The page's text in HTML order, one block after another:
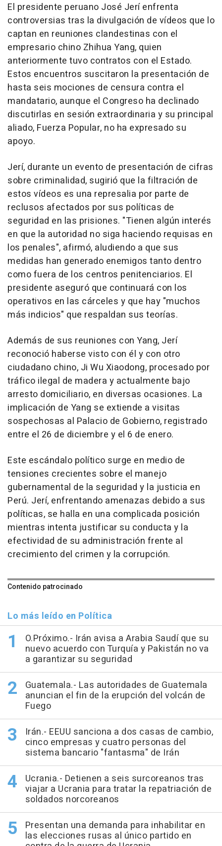
El presidente peruano José Jerí enfrenta
controversias tras la divulgación de vídeos que lo
captan en reuniones clandestinas con el
empresario chino Zhihua Yang, quien
anteriormente tuvo contratos con el Estado.
Estos encuentros suscitaron la presentación de
hasta seis mociones de censura contra el
mandatario, aunque el Congreso ha declinado
discutirlas en sesión extraordinaria y su principal
aliado, Fuerza Popular, no ha expresado su
apoyo.
Jerí, durante un evento de presentación de cifras
sobre criminalidad, sugirió que la filtración de
estos vídeos es una represalia por parte de
reclusos afectados por sus políticas de
seguridad en las prisiones. "Tienen algún interés
en que la autoridad no siga haciendo requisas en
los penales", afirmó, aludiendo a que sus
medidas han generado enemigos tanto dentro
como fuera de los centros penitenciarios. El
presidente aseguró que continuará con los
operativos en las cárceles y que hay "muchos
más indicios" que respaldan sus teorías.
Además de sus reuniones con Yang, Jerí
reconoció haberse visto con él y con otro
ciudadano chino, Ji Wu Xiaodong, procesado por
tráfico ilegal de madera y actualmente bajo
arresto domiciliario, en diversas ocasiones. La
implicación de Yang se extiende a visitas
sospechosas al Palacio de Gobierno, registrado
entre el 26 de diciembre y el 6 de enero.
Este escándalo político surge en medio de
tensiones crecientes sobre el manejo
gubernamental de la seguridad y la justicia en
Perú. Jerí, enfrentando amenazas debido a sus
políticas, se halla en una complicada posición
mientras intenta justificar su conducta y la
efectividad de su administración frente al
crecimiento del crimen y la corrupción.
Contenido patrocinado
Lo más leído en Política
O.Próximo.- Irán avisa a Arabia Saudí que su
nuevo acuerdo con Turquía y Pakistán no va
a garantizar su seguridad
Guatemala.- Las autoridades de Guatemala
anuncian el fin de la erupción del volcán de
Fuego
Irán.- EEUU sanciona a dos casas de cambio,
cinco empresas y cuatro personas del
sistema bancario "fantasma" de Irán
Ucrania.- Detienen a seis surcoreanos tras
viajar a Ucrania para tratar la repatriación de
soldados norcoreanos
Presentan una demanda para inhabilitar en
las elecciones rusas al único partido en